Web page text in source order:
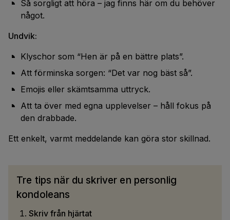
Så sorgligt att höra – jag finns här om du behöver
något.
Undvik:
Klyschor som “Hen är på en bättre plats”.
Att förminska sorgen: “Det var nog bäst så”.
Emojis eller skämtsamma uttryck.
Att ta över med egna upplevelser – håll fokus på
den drabbade.
Ett enkelt, varmt meddelande kan göra stor skillnad.
Tre tips när du skriver en personlig
kondoleans
Skriv från hjärtat